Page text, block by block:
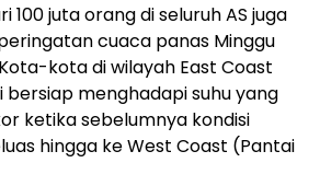
100 juta orang di seluruh AS juga
cuaca panas Minggu
kota di wilayah East Coast
bersiap menghadapi suhu yang
ketika sebelumnya kondisi
hingga ke West Coast (Pantai